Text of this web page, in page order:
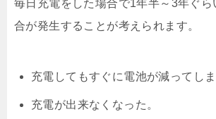
毎日充電をした場合で1年半～3年ぐ
合が発生することが考えられます。
充電してもすぐに電池が減ってしま
充電が出来なくなった。